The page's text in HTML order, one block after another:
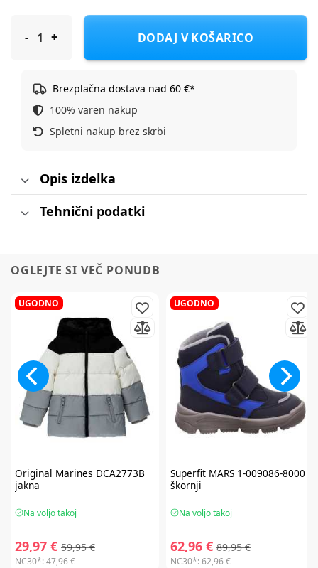
Cool Club komplet 2 delni KR KH CCB2802576-00 F Večbarvno
DODAJ V KOŠARICO
Brezplačna dostava nad 60 €*
100% varen nakup
Spletni nakup brez skrbi
Opis izdelka
Tehnični podatki
OGLEJTE SI VEČ PONUDB
UGODNO
Original Marines DCA2773B
jakna
Na voljo takoj
29,97 € 59,95 €
NC30*:47,96 €
UGODNO
SuperfitMARS 1-009086-8000
škornji
Na voljo takoj
62,96 € 89,95 €
NC30*:62,96 €